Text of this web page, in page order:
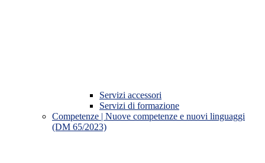
Servizi accessori
Servizi di formazione
Competenze | Nuove competenze e nuovi linguaggi
(DM 65/2023)